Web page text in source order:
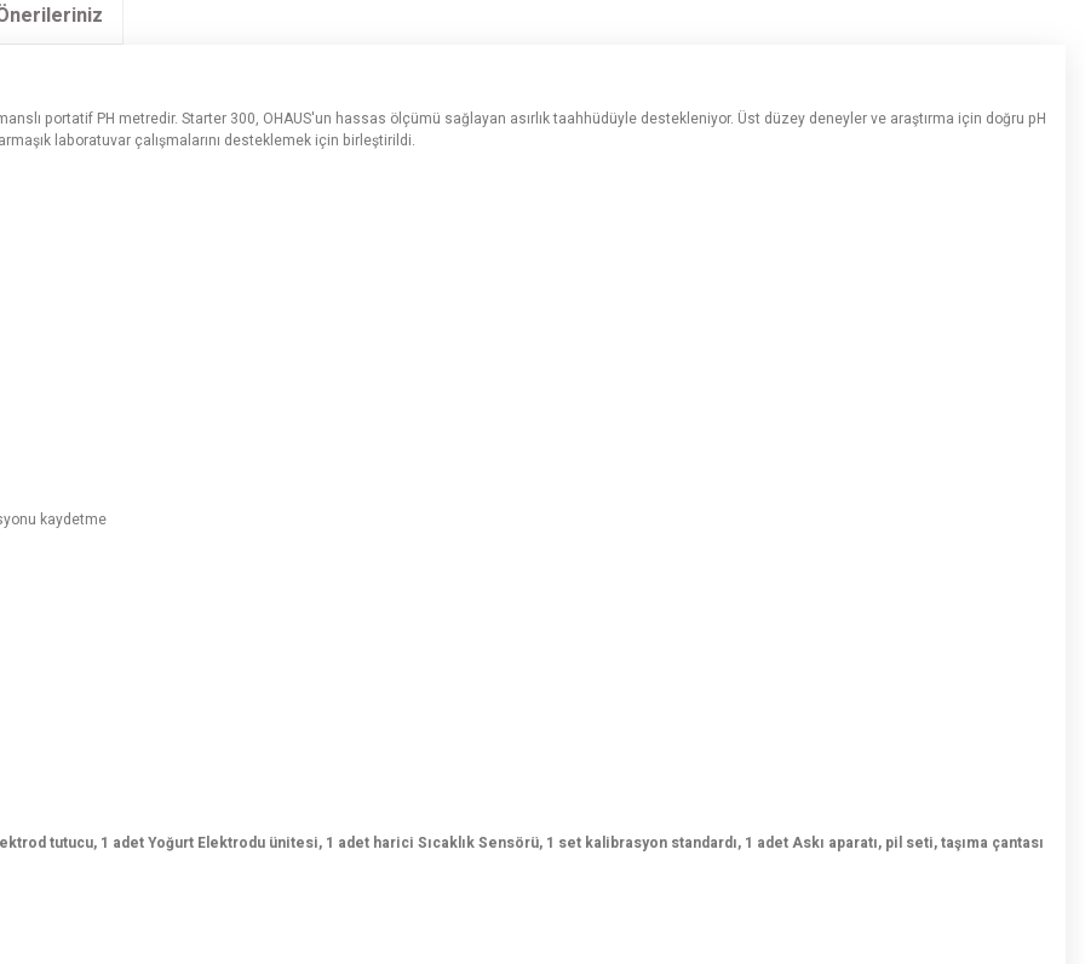
portatif PH metredir. Starter 300, OHAUS'un hassas ölçümü sağlayan asırlık taahhüdüyle destekleniyor. Üst düzey deneyler ve araştırma için doğru pH
laboratuvar çalışmalarını desteklemek için birleştirildi.
kaydetme
tutucu, 1 adet Yoğurt Elektrodu ünitesi, 1 adet harici Sıcaklık Sensörü, 1 set kalibrasyon standardı, 1 adet Askı aparatı, pil seti, taşıma çantası